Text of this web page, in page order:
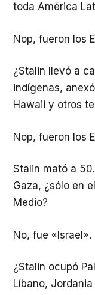
toda América
Nop, fueron los
¿Stalin llevó a
indígenas,
Hawaii y otros
Nop, fueron los
Stalin mató a
Gaza, ¿sólo en
Medio?
No, fue «Israel».
¿Stalin ocupó
Líbano,